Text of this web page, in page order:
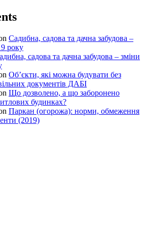
Садибна, садова та дачна забудова –
року
садова та дачна забудова – зміни
Об’єкти, які можна будувати без
документів ДАБІ
Що дозволено, а що заборонено
будинках?
Паркан (огорожа): норми, обмеження
(2019)